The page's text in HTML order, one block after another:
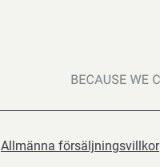
Allmänna försäljningsvillkor